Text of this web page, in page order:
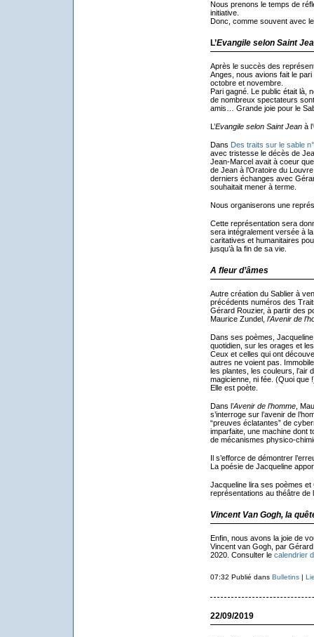
Nous prenons le temps de
initiative.
Donc, comme souvent avec
L’Evangile selon Saint
Après le succès des
Anges, nous avions fait le
octobre et novembre.
Pari gagné. Le public était là,
de nombreux spectateurs
amis… Grande joie pour le
L’Evangile selon Saint Jeanà
Dans Des traits sur le sable
avec tristesse le décès de
Jean-Marcel avait à coeur
de Jean à l’Oratoire du
derniers échanges avec
souhaitait mener à terme.
Nous organiserons une
Cette représentation sera
sera intégralement versée à
caritatives et humanitaires
jusqu’à la fin de sa vie.
A fleur d’âmes
Autre création du Sablier à
précédents numéros des
Gérard Rouzier, à partir des
Maurice Zundel, l’Avenir de
Dans ses poèmes,
quotidien, sur les orages et
Ceux et celles qui ont
autres ne voient pas.
les plantes, les couleurs, l’air
magicienne, ni fée. (Quoi que
Elle est poète.
Dans l’Avenir de l’homme,
s’interroge sur l’avenir de
“preuves éclatantes” de
imparfaite, une machine dont
de mécanismes physico-
Il s’efforce de démontrer
La poésie de Jacqueline
Jacqueline lira ses poèmes
représentations au théâtre de
Vincent Van Gogh, la
Enfin, nous avons la joie de
Vincent van Gogh, par
2020. Consulter le calendrier
07:32 Publié dans Bulletins|
22/09/2019